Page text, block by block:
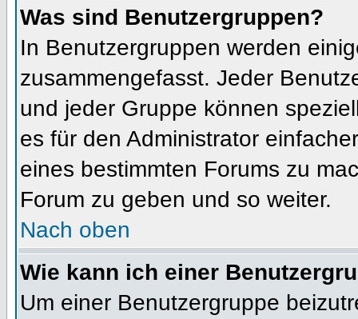
Was sind Benutzergruppen?
In Benutzergruppen werden
zusammengefasst. Jeder
und jeder Gruppe können
es für den Administrator
eines bestimmten Forums zu
Forum zu geben und so weiter.
Nach oben
Wie kann ich einer
Um einer Benutzergruppe